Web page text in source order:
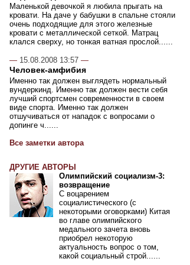
Маленькой девочкой я любила прыгать на
кровати. На даче у бабушки в спальне стояли
очень подходящие для этого железные
кровати с металлической сеткой. Матрац
клался сверху, но тонкая ватная прослой......
— 15.08.2008 13:57 —
Человек-амфибия
Именно так должен выглядеть нормальный
вундеркинд. Именно так должен вести себя
лучший спортсмен современности в своем
виде спорта. Именно так должен
отшучиваться от нападок с вопросами о
допинге ч......
Все заметки автора
ДРУГИЕ АВТОРЫ
Олимпийский социализм-3:
возвращение
С воцарением
социалистического (с
некоторыми оговорками) Китая
во главе олимпийского
медального зачета вновь
приобрел некоторую
актуальность вопрос о том,
какой социальный строй......